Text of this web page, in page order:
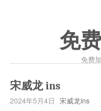
免
免费
宋威龙 ins
2024年5月4日 宋威龙ins